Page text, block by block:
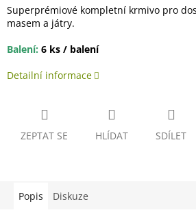
Superprémiové kompletní krmivo pro
masem a játry.
Balení: 6 ks / balení
Detailní informace
ZEPTAT SE HLÍDAT SDÍLET
Popis Diskuze